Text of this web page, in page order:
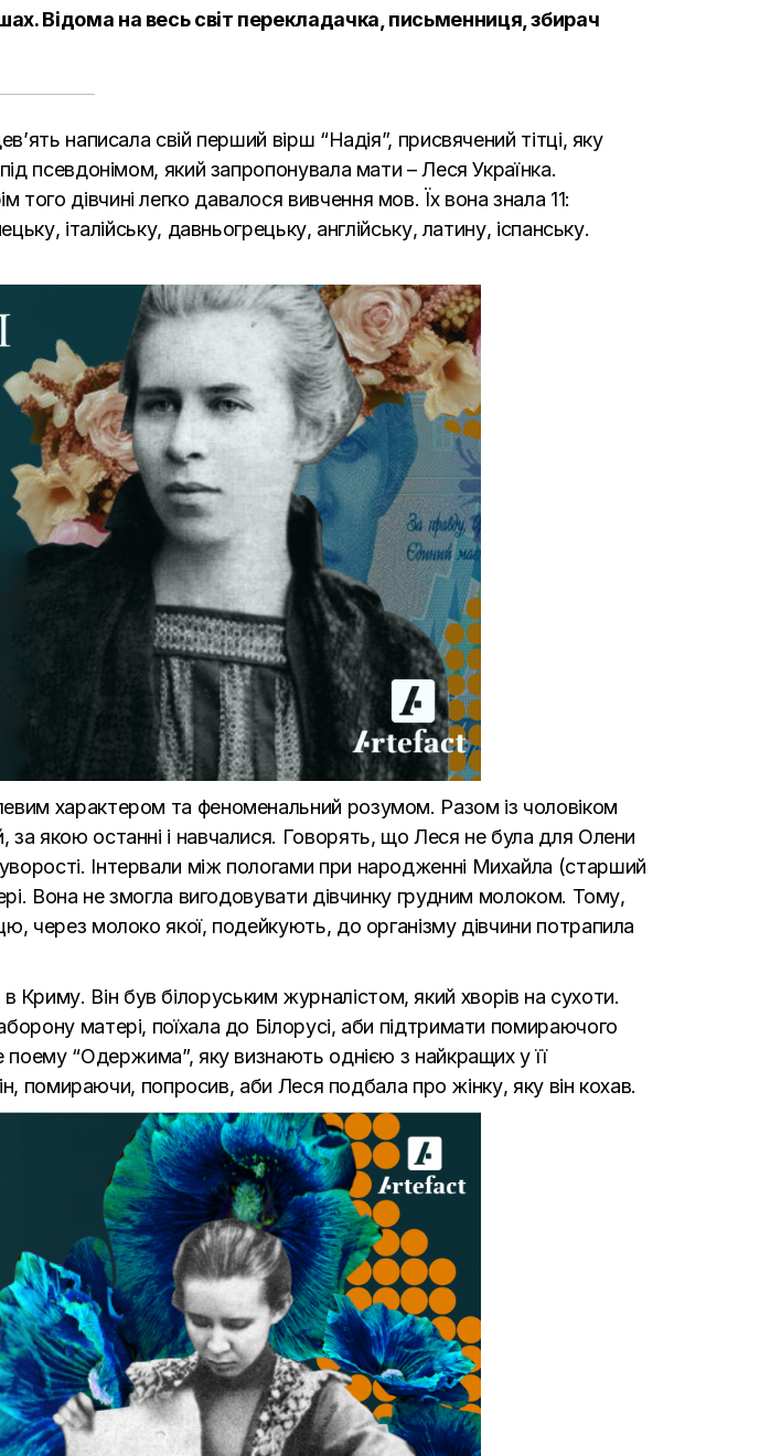
Відома на весь світ перекладачка, письменниця, збирач
написала свій перший вірш “Надія”, присвячений тітці, яку
псевдонімом, який запропонувала мати – Леся Українка.
дівчині легко давалося вивчення мов. Їх вона знала 11:
італійську, давньогрецьку, англійську, латину, іспанську.
характером та феноменальний розумом. Разом із чоловіком
якою останні і навчалися. Говорять, що Леся не була для Олени
Інтервали між пологами при народженні Михайла (старший
Вона не змогла вигодовувати дівчинку грудним молоком. Тому,
через молоко якої, подейкують, до організму дівчини потрапила
Він був білоруським журналістом, який хворів на сухоти.
матері, поїхала до Білорусі, аби підтримати помираючого
поему “Одержима”, яку визнають однією з найкращих у її
помираючи, попросив, аби Леся подбала про жінку, яку він кохав.